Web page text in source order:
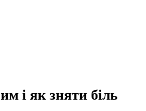
і як зняти біль